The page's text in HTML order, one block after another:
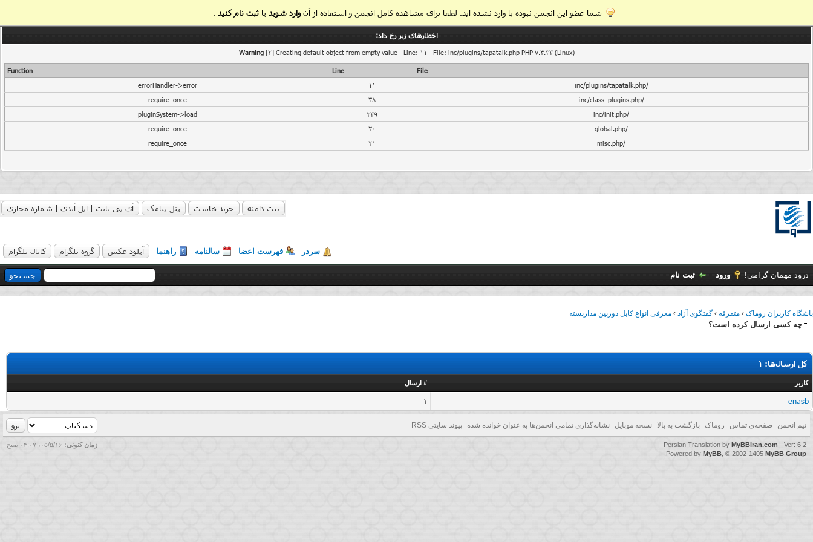
شما عضو این انجمن نبوده یا وارد نشده اید. لطفا برای مشاهده کامل انجمن و استفاده از آنوارد شوید یاثبت نام کنید .
اخطار‌های زیر رخ داد:
Warning[2] Creating default object from empty value - Line: 11 - File: inc/plugins/tapatalk.php PHP 7.4.33 (Linux)
File
Line
Function
/inc/plugins/tapatalk.php
11
errorHandler->error
/inc/class_plugins.php
38
require_once
/inc/init.php
239
pluginSystem->load
/global.php
20
require_once
/misc.php
21
require_once
ثبت دامنه خرید هاست پنل پیامک آی پی ثابت | اپل آیدی | شماره مجازی
سردر فهرست اعضا سالنامه راهنما آپلود عکس گروه تلگرام کانال تلگرام
درود مهمان گرامی! ورود ثبت نام
باشگاه کاربران روماک › متفرقه › گفتگوی آزاد › معرفی انواع کابل دوربین مداربسته
چه کسی ارسال کرده است؟
کل ارسال‌ها: 1
کاربر # ارسال
enasb
1
تیم انجمن صفحه‌ی تماس روماک بازگشت به بالا نسخه موبایل نشانه‌گذاری تمامی انجمن‌ها به عنوان خوانده شده پیوند سایتی RSS
زمان کنونی: ۰۵/۵/۱۶، ۰۴:۰۷ صبح Persian Translation by MyBBIran.com - Ver: 6.2
Powered by MyBB , © 2002-1405 MyBB Group